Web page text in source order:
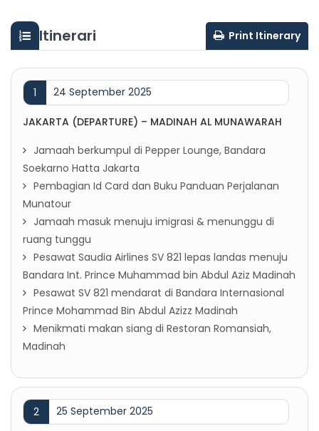
Itinerari Print Itinerary
1 24 September 2025
JAKARTA (DEPARTURE) – MADINAH AL MUNAWARAH
Jamaah berkumpul di Pepper Lounge, Bandara
Soekarno Hatta Jakarta
Pembagian Id Card dan Buku Panduan Perjalanan
Munatour
Jamaah masuk menuju imigrasi & menunggu di
ruang tunggu
Pesawat Saudia Airlines SV 821 lepas landas menuju
Bandara Int. Prince Muhammad bin Abdul Aziz Madinah
Pesawat SV 821 mendarat di Bandara Internasional
Prince Mohammad Bin Abdul Azizz Madinah
Menikmati makan siang di Restoran Romansiah,
Madinah
2 25 September 2025